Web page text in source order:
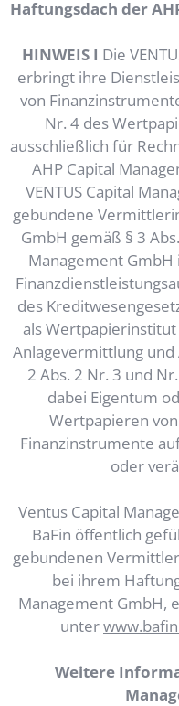
Haftungsdach der
HINWEIS I Die
erbringt ihre
von
Nr. 4 des
ausschließlich für
AHP Capital
VENTUS Capital
gebundene
GmbH gemäß § 3
Management
des
als Wertpapierinstitut
Anlagevermittlung und
2 Abs. 2 Nr. 3 und
dabei Eigentum
Wertpapieren
Finanzinstrumente
oder
Ventus Capital
BaFin öffentlich
gebundenen
bei ihrem
Management GmbH,
unter
Weitere